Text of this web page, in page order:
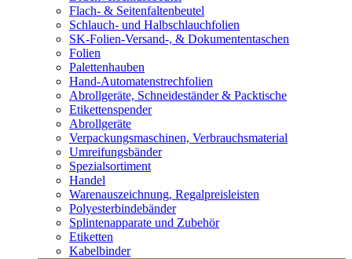
Flach- & Seitenfaltenbeutel
Schlauch- und Halbschlauchfolien
SK-Folien-Versand-, & Dokumententaschen
Folien
Palettenhauben
Hand-Automatenstrechfolien
Abrollgeräte, Schneideständer & Packtische
Etikettenspender
Abrollgeräte
Verpackungsmaschinen, Verbrauchsmaterial
Umreifungsbänder
Spezialsortiment
Handel
Warenauszeichnung, Regalpreisleisten
Polyesterbindebänder
Splintenapparate und Zubehör
Etiketten
Kabelbinder